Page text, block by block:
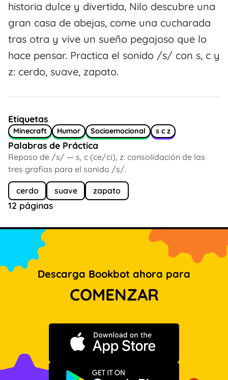
historia dulce y divertida, Nilo descubre una
gran casa de abejas, come una cucharada
tras otra y vive un sueño pegajoso que lo
hace pensar. Practica el sonido /s/ con s, c y
z: cerdo, suave, zapato.
Etiquetas
Minecraft Humor Socioemocional s c z
Palabras de Práctica
Repaso de /s/ — s, c (ce/ci), z: consolidación de las
tres grafías para el sonido /s/.
cerdo suave zapato
12 páginas
Descarga Bookbot ahora para
COMENZAR
Descargar en App Store